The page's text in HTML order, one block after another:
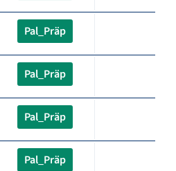
Pal_Präp
Pal_Präp
Pal_Präp
Pal_Präp